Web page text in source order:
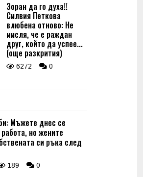
Зоран да го духа!!
Силвия Петкова
влюбена отново: Не
мисля, че е раждан
друг, който да успее...
(още разкрития)
6272 0
Мъжете днес се
но жените
си ръка след
189 0